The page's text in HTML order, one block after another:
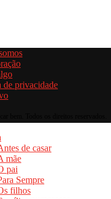
de privacidade
de casar
mãe
pai
Sempre
filhos